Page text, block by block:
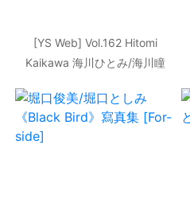
[YS Web] Vol.162 Hitomi
Kaikawa 海川ひとみ/海川瞳